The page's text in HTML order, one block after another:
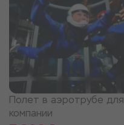
Полет в аэротрубе для
компании